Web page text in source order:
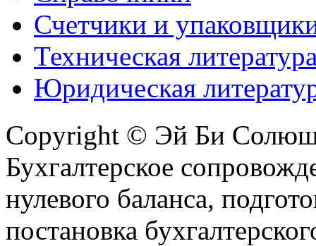
Счетчики и
Техническая
Юридическая
Copyright © Эй Би
Бухгалтерское
нулевого баланса,
постановка